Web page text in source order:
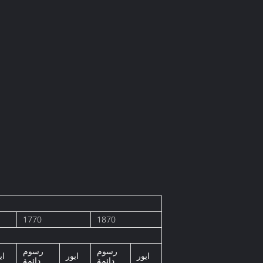
1770
1870
رسوم
دائمة
ايور
رسوم
دائمة
ايور